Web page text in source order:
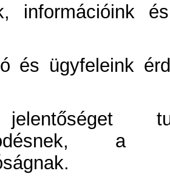
információink
és ügyfeleink
a